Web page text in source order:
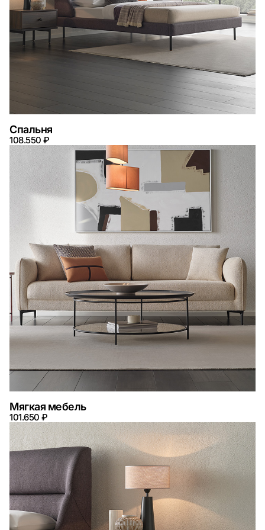
Спальня
108.550 ₽
Мягкая мебель
101.650 ₽